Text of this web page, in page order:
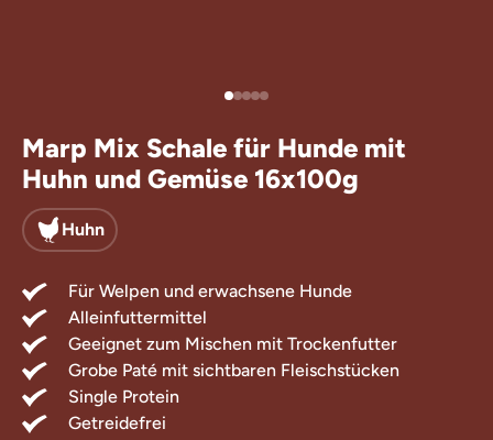
Marp Mix Schale für Hunde mit
Huhn und Gemüse 16x100g
Huhn
Für Welpen und erwachsene Hunde
Alleinfuttermittel
Geeignet zum Mischen mit Trockenfutter
Grobe Paté mit sichtbaren Fleischstücken
Single Protein
Getreidefrei